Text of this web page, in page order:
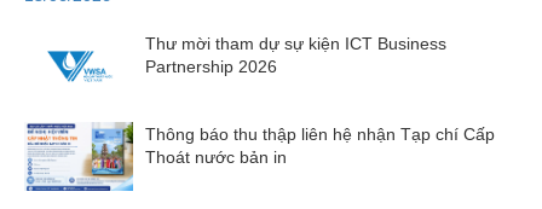
Thư mời tham dự sự kiện ICT Business
Partnership 2026
Thông báo thu thập liên hệ nhận Tạp chí Cấp
Thoát nước bản in